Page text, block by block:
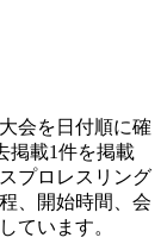
会を日付順に確
掲載1件を掲載
プロレスリング
、開始時間、会
ています。